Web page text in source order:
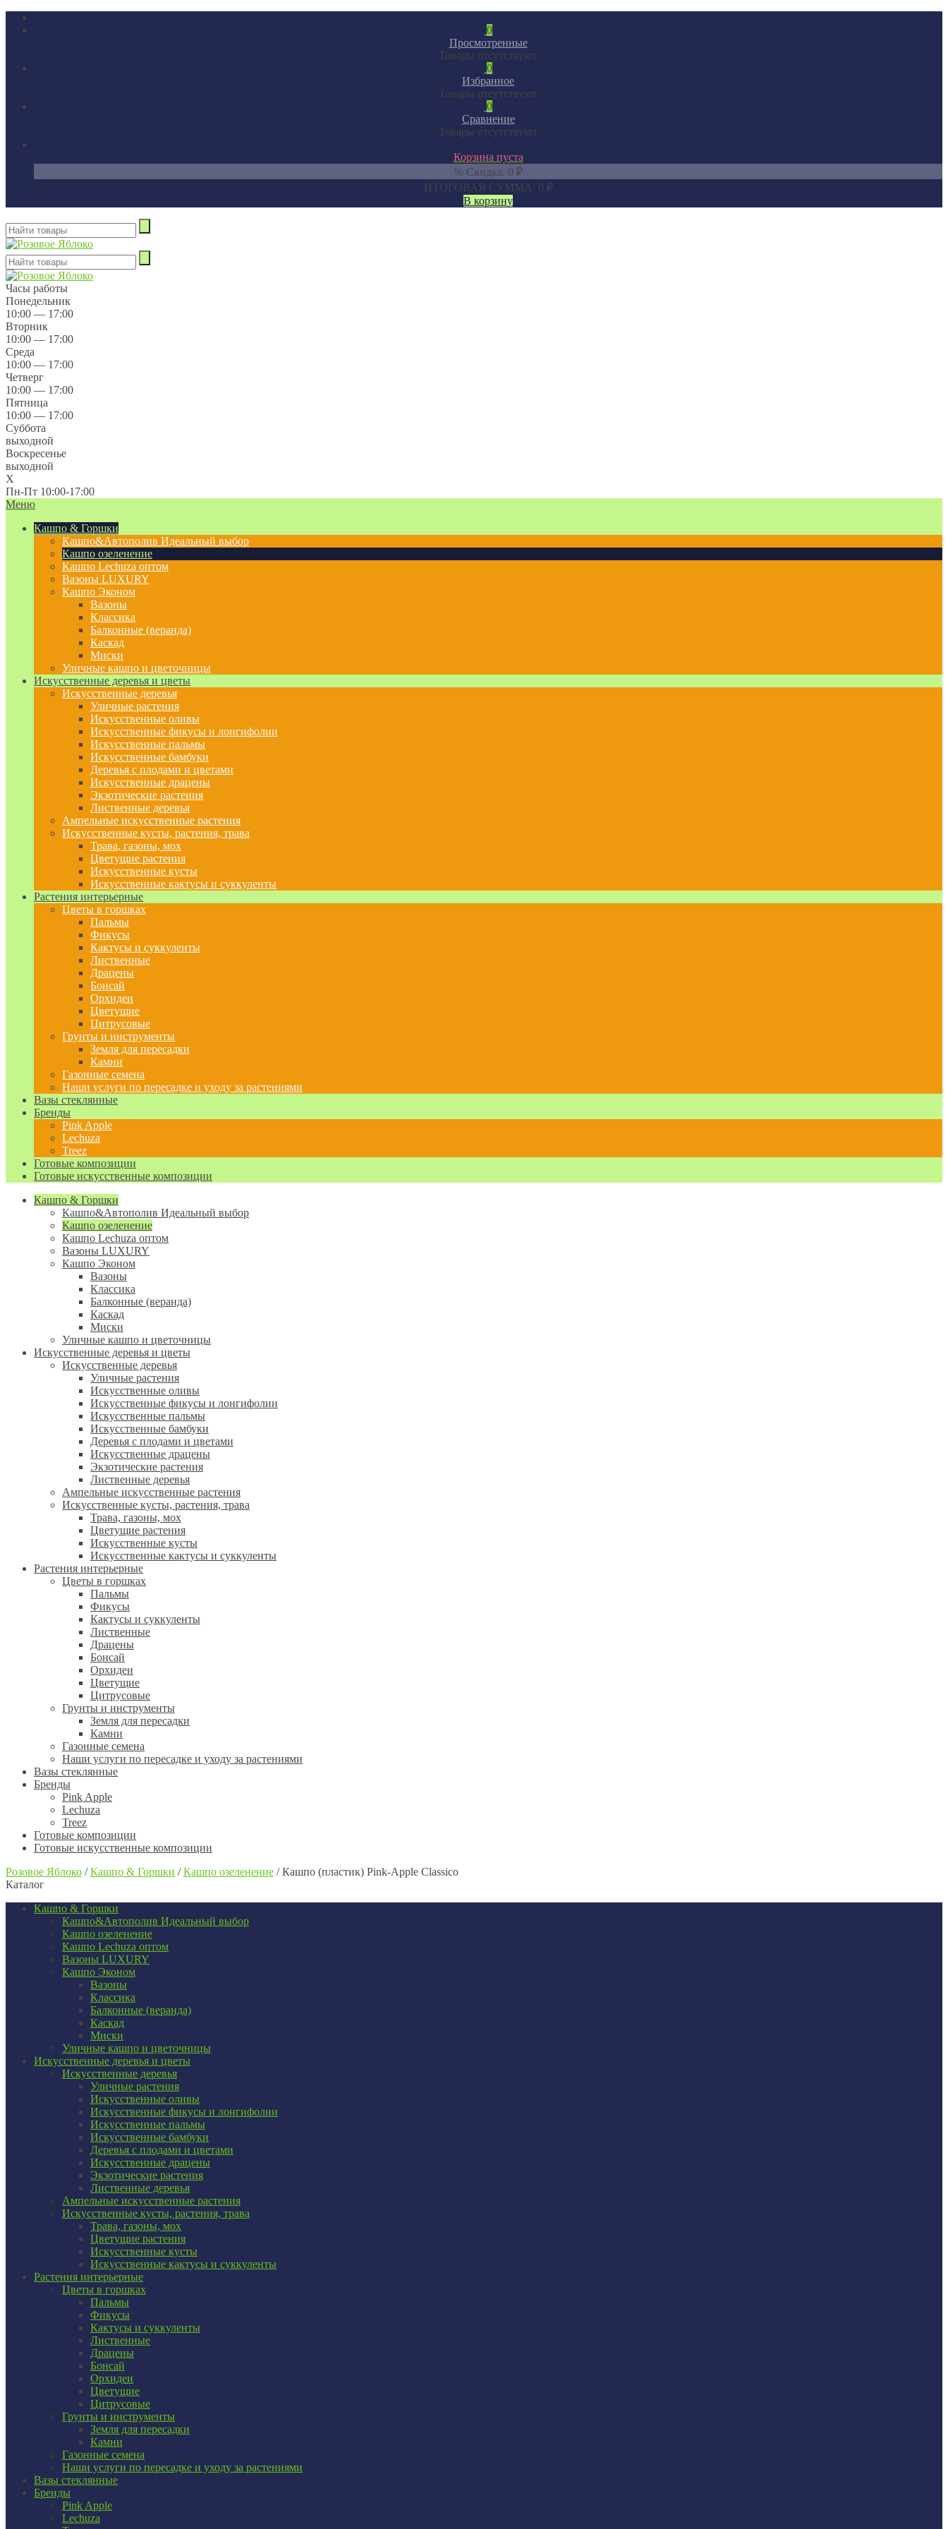
0
Просмотренные
Товары отсутствуют
0
Избранное
Товары отсутствуют
0
Сравнение
Товары отсутствуют
Корзина пуста
% Скидка: 0 ₽
ИТОГОВАЯ СУММА: 0 ₽
В корзину
Часы работы
Понедельник
10:00 — 17:00
Вторник
10:00 — 17:00
Среда
10:00 — 17:00
Четверг
10:00 — 17:00
Пятница
10:00 — 17:00
Суббота
выходной
Воскресенье
выходной
X
Пн-Пт 10:00-17:00
Меню
Кашпо & Горшки
Кашпо&Автополив Идеальный выбор
Кашпо озеленение
Кашпо Lechuza оптом
Вазоны LUXURY
Кашпо Эконом
Вазоны
Классика
Балконные (веранда)
Каскад
Миски
Уличные кашпо и цветочницы
Искусственные деревья и цветы
Искусственные деревья
Уличные растения
Искусственные оливы
Искусственные фикусы и лонгифолии
Искусственные пальмы
Искусственные бамбуки
Деревья с плодами и цветами
Искусственные драцены
Экзотические растения
Лиственные деревья
Ампельные искусственные растения
Искусственные кусты, растения, трава
Трава, газоны, мох
Цветущие растения
Искусственные кусты
Искусственные кактусы и суккуленты
Растения интерьерные
Цветы в горшках
Пальмы
Фикусы
Кактусы и суккуленты
Лиственные
Драцены
Бонсай
Орхидеи
Цветущие
Цитрусовые
Грунты и инструменты
Земля для пересадки
Камни
Газонные семена
Наши услуги по пересадке и уходу за растениями
Вазы стеклянные
Бренды
Pink Apple
Lechuza
Treez
Готовые композиции
Готовые искусственные композиции
Кашпо & Горшки
Кашпо&Автополив Идеальный выбор
Кашпо озеленение
Кашпо Lechuza оптом
Вазоны LUXURY
Кашпо Эконом
Вазоны
Классика
Балконные (веранда)
Каскад
Миски
Уличные кашпо и цветочницы
Искусственные деревья и цветы
Искусственные деревья
Уличные растения
Искусственные оливы
Искусственные фикусы и лонгифолии
Искусственные пальмы
Искусственные бамбуки
Деревья с плодами и цветами
Искусственные драцены
Экзотические растения
Лиственные деревья
Ампельные искусственные растения
Искусственные кусты, растения, трава
Трава, газоны, мох
Цветущие растения
Искусственные кусты
Искусственные кактусы и суккуленты
Растения интерьерные
Цветы в горшках
Пальмы
Фикусы
Кактусы и суккуленты
Лиственные
Драцены
Бонсай
Орхидеи
Цветущие
Цитрусовые
Грунты и инструменты
Земля для пересадки
Камни
Газонные семена
Наши услуги по пересадке и уходу за растениями
Вазы стеклянные
Бренды
Pink Apple
Lechuza
Treez
Готовые композиции
Готовые искусственные композиции
Розовое Яблоко /Кашпо & Горшки /Кашпо озеленение /Кашпо (пластик) Pink-Apple Classico
Каталог
Кашпо & Горшки
Кашпо&Автополив Идеальный выбор
Кашпо озеленение
Кашпо Lechuza оптом
Вазоны LUXURY
Кашпо Эконом
Вазоны
Классика
Балконные (веранда)
Каскад
Миски
Уличные кашпо и цветочницы
Искусственные деревья и цветы
Искусственные деревья
Уличные растения
Искусственные оливы
Искусственные фикусы и лонгифолии
Искусственные пальмы
Искусственные бамбуки
Деревья с плодами и цветами
Искусственные драцены
Экзотические растения
Лиственные деревья
Ампельные искусственные растения
Искусственные кусты, растения, трава
Трава, газоны, мох
Цветущие растения
Искусственные кусты
Искусственные кактусы и суккуленты
Растения интерьерные
Цветы в горшках
Пальмы
Фикусы
Кактусы и суккуленты
Лиственные
Драцены
Бонсай
Орхидеи
Цветущие
Цитрусовые
Грунты и инструменты
Земля для пересадки
Камни
Газонные семена
Наши услуги по пересадке и уходу за растениями
Вазы стеклянные
Бренды
Pink Apple
Lechuza